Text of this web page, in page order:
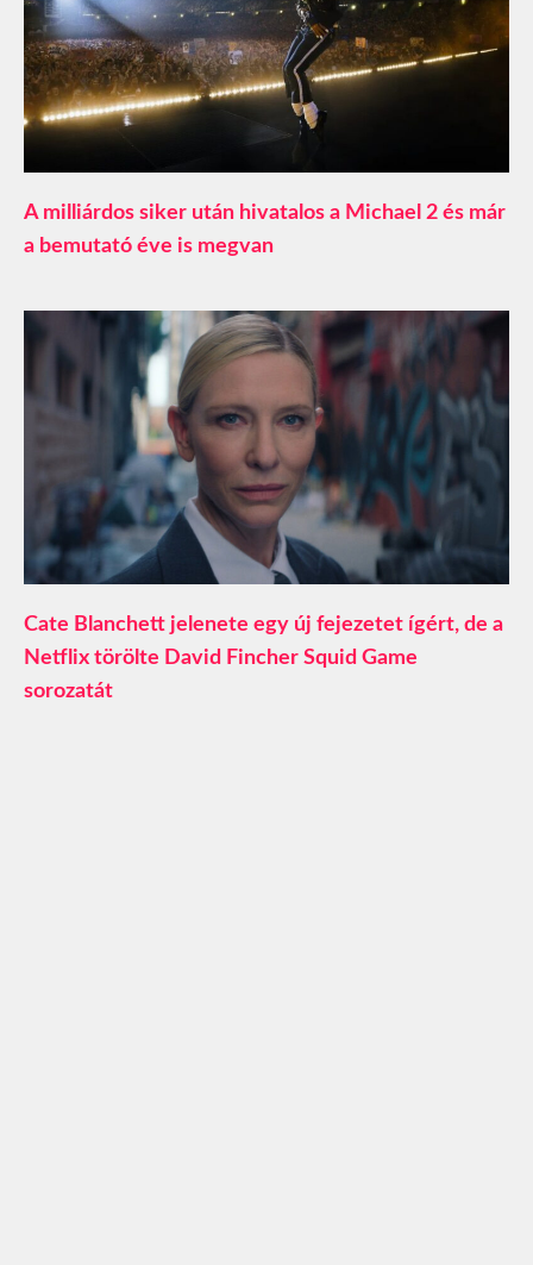
A milliárdos siker után hivatalos a Michael 2 és már
a bemutató éve is megvan
Cate Blanchett jelenete egy új fejezetet ígért, de a
Netflix törölte David Fincher Squid Game
sorozatát